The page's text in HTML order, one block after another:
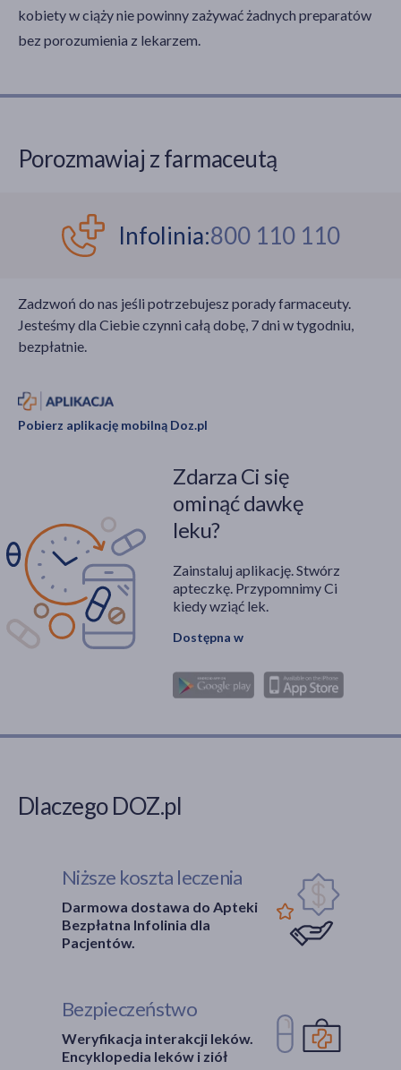
kobiety w ciąży nie powinny zażywać żadnych preparatów
bez porozumienia z lekarzem.
Porozmawiaj z farmaceutą
Infolinia:800 110 110
Zadzwoń do nas jeśli potrzebujesz porady farmaceuty.
Jesteśmy dla Ciebie czynni całą dobę, 7 dni w tygodniu,
bezpłatnie.
Pobierz aplikację mobilną Doz.pl
Zdarza Ci się
ominąć dawkę
leku?
Zainstaluj aplikację. Stwórz
apteczkę. Przypomnimy Ci
kiedy wziąć lek.
Dostępna w
Dlaczego DOZ.pl
Niższe koszta leczenia
Darmowa dostawa do Apteki
Bezpłatna Infolinia dla
Pacjentów.
Bezpieczeństwo
Weryfikacja interakcji leków.
Encyklopedia leków i ziół